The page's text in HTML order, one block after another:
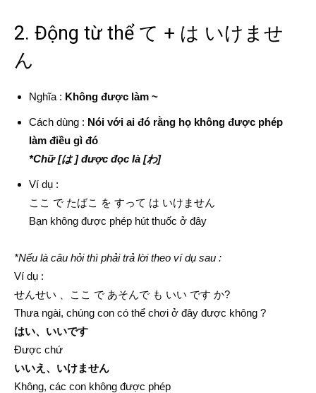
2. Động từ thể て + は いけませ
ん
Nghĩa : Không được làm ~
Cách dùng : Nói với ai đó rằng họ không được phép
làm điều gì đó
*Chữ [は ] được đọc là [わ]
Ví dụ :
ここ で たばこ を すって は いけません
Bạn không được phép hút thuốc ở đây
*Nếu là câu hỏi thì phải trả lời theo ví dụ sau :
Ví dụ :
せんせい 、ここ で あそんで も いい です か?
Thưa ngài, chúng con có thể chơi ở đây được không ?
はい、いいです
Được chứ
いいえ、いけません
Không, các con không được phép